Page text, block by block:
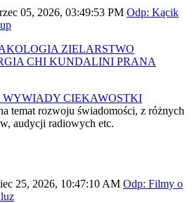
05, 2026, 03:49:53 PM Odp: Kącik
ZIELARSTWO
CHI KUNDALINI PRANA
CIEKAWOSTKI
temat rozwoju świadomości, z różnych
audycji radiowych etc.
25, 2026, 10:47:10 AM Odp: Filmy o